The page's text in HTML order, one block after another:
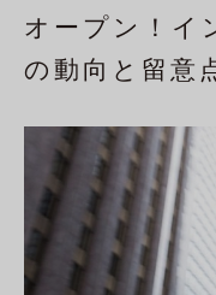
オープン！イ
の動向と留意